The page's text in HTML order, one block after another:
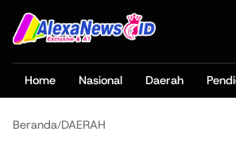
Home Nasional Daerah
Beranda/DAERAH